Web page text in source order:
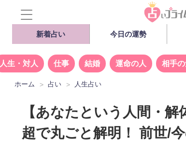
新着占い 今日の運勢
人生・対人 仕事 結婚 運命の人 相手
ホーム 占い 人生占い
【あなたという人間・
超で丸ごと解明！ 前世/